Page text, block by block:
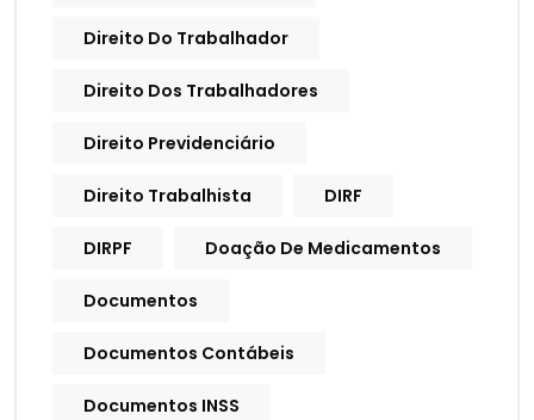
Direito Do Trabalhador
Direito Dos Trabalhadores
Direito Previdenciário
Direito Trabalhista DIRF
DIRPF Doação De Medicamentos
Documentos
Documentos Contábeis
Documentos INSS